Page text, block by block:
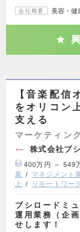
会社概要 美容・健
【音楽配信
をオリコン
支える
マーケティン
株式会社ブ
400万円 ～ 549
業
マネジメント
上
リモートワー
ブシロードミ
運用業務（企
せします！